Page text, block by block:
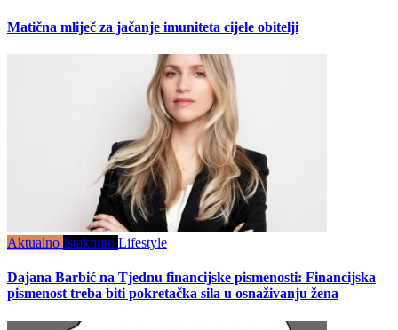
Matična mliječ za jačanje imuniteta cijele obitelji
Aktualno Istaknuto Lifestyle
Dajana Barbić na Tjednu financijske pismenosti: Financijska
pismenost treba biti pokretačka sila u osnaživanju žena